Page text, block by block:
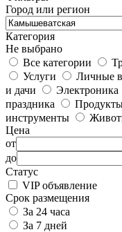
Город или регион
Категория
Не выбрано
Все категории
Услуги
Личные
и дачи
Электроника
праздника
инструменты
Цена
от
до
Статус
VIP объявление
Срок размещения
За 24 часа
За 7 дней